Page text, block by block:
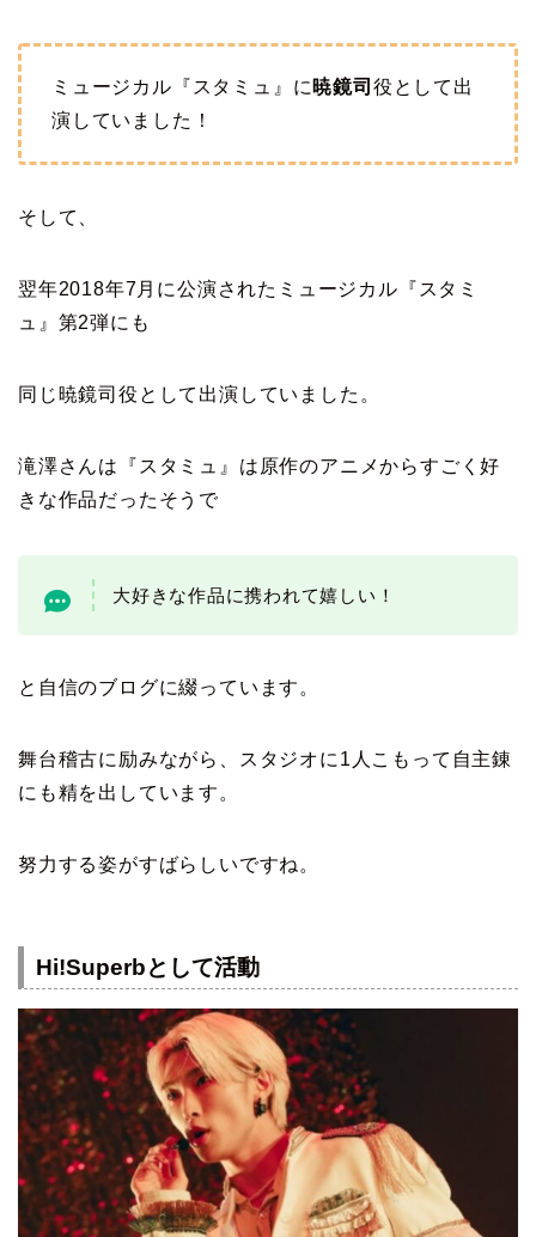
ミュージカル『スタミュ』に 暁鏡司 役として出
演していました！
そして、
翌年2018年7月に公演されたミュージカル『スタミ
ュ』第2弾にも
同じ暁鏡司役として出演していました。
滝澤さんは『スタミュ』は原作のアニメからすごく好
きな作品だったそうで
大好きな作品に携われて嬉しい！
と自信のブログに綴っています。
舞台稽古に励みながら、スタジオに1人こもって自主錬
にも精を出しています。
努力する姿がすばらしいですね。
Hi!Superbとして活動